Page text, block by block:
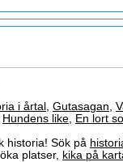
i årtal , Gutasagan,
Hundens like, En lort
historia! Sök på
platser, kika på